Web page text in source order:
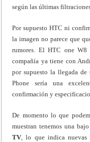
según las últimas
Por supuesto HTC ni
la imagen no parece que
rumores. El HTC one
compañía ya tiene con
por supuesto la llegada
Phone sería una
confirmación y
De momento lo que
muestran tenemos una
TV, lo que indica nuevas